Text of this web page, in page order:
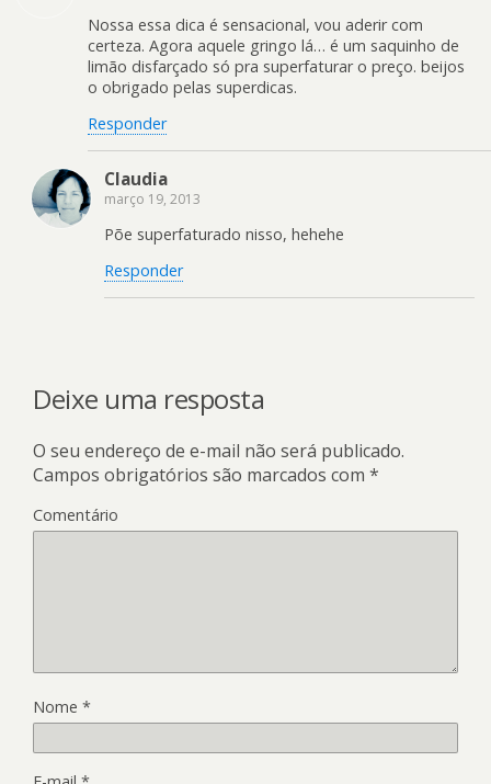
Nossa essa dica é sensacional, vou aderir com
certeza. Agora aquele gringo lá… é um saquinho de
limão disfarçado só pra superfaturar o preço. beijos
o obrigado pelas superdicas.
Responder
Claudia
março 19, 2013
Põe superfaturado nisso, hehehe
Responder
Deixe uma resposta
O seu endereço de e-mail não será publicado.
Campos obrigatórios são marcados com *
Comentário
Nome *